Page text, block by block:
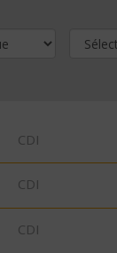
CDI
CDI
CDI